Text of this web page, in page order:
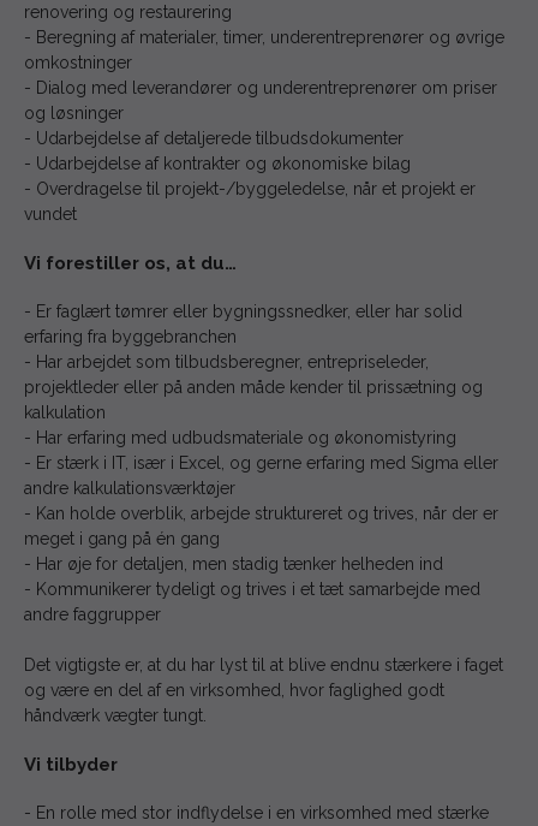
renovering og restaurering
- Beregning af materialer, timer, underentreprenører og øvrige
omkostninger
- Dialog med leverandører og underentreprenører om priser
og løsninger
- Udarbejdelse af detaljerede tilbudsdokumenter
- Udarbejdelse af kontrakter og økonomiske bilag
- Overdragelse til projekt-/byggeledelse, når et projekt er
vundet
Vi forestiller os, at du…
- Er faglært tømrer eller bygningssnedker, eller har solid
erfaring fra byggebranchen
- Har arbejdet som tilbudsberegner, entrepriseleder,
projektleder eller på anden måde kender til prissætning og
kalkulation
- Har erfaring med udbudsmateriale og økonomistyring
- Er stærk i IT, især i Excel, og gerne erfaring med Sigma eller
andre kalkulationsværktøjer
- Kan holde overblik, arbejde struktureret og trives, når der er
meget i gang på én gang
- Har øje for detaljen, men stadig tænker helheden ind
- Kommunikerer tydeligt og trives i et tæt samarbejde med
andre faggrupper
Det vigtigste er, at du har lyst til at blive endnu stærkere i faget
og være en del af en virksomhed, hvor faglighed godt
håndværk vægter tungt.
Vi tilbyder
- En rolle med stor indflydelse i en virksomhed med stærke